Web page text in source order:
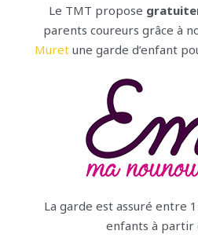
Le TMT propose
parents coureurs grâce à
Muret une garde d’enfant
La garde est assuré entre
enfants à partir